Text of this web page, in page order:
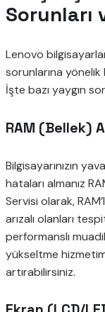
Sorunları
Lenovo
sorunlarına yönelik
İşte bazı yaygın
RAM (Bellek)
Bilgisayarınızın
hataları almanız
Servisi olarak,
arızalı olanları
performanslı
yükseltme
artırabilirsiniz.